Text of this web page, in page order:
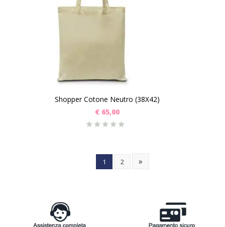
Shopper Cotone Neutro (38X42)
€ 65,00
1 2 »